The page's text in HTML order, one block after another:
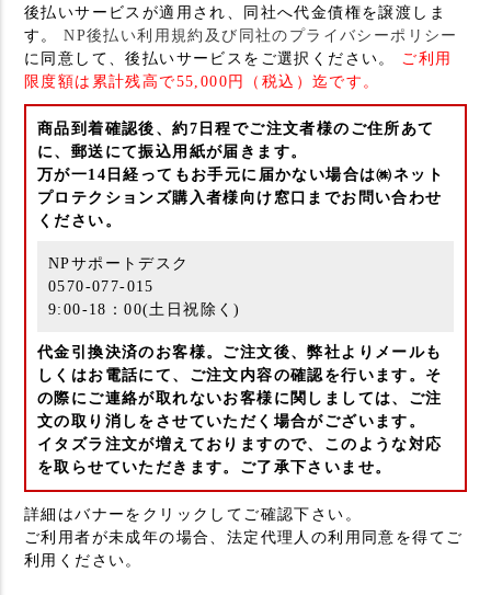
後払いサービスが適用され、同社へ代金債権を譲渡しま
す。NP後払い利用規約及び同社のプライバシーポリシー
に同意して、後払いサービスをご選択ください。 ご利用
限度額は累計残高で55,000円（税込）迄です。
商品到着確認後、約7日程でご注文者様のご住所あて
に、郵送にて振込用紙が届きます。
万が一14日経ってもお手元に届かない場合は㈱ネット
プロテクションズ購入者様向け窓口までお問い合わせ
ください。
NPサポートデスク
0570-077-015
9:00-18：00(土日祝除く)
代金引換決済のお客様。ご注文後、弊社よりメールも
しくはお電話にて、ご注文内容の確認を行います。そ
の際にご連絡が取れないお客様に関しましては、ご注
文の取り消しをさせていただく場合がございます。
イタズラ注文が増えておりますので、このような対応
を取らせていただきます。ご了承下さいませ。
詳細はバナーをクリックしてご確認下さい。
ご利用者が未成年の場合、法定代理人の利用同意を得てご
利用ください。